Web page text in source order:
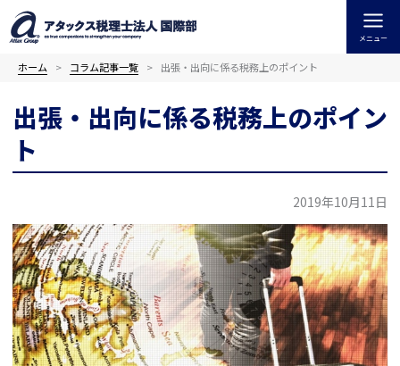
容
を
メニュー
ホーム コラム記事一覧 出張・出向に係る税務上のポイント
出張・出向に係る税務上のポイン
ト
2019年10月11日